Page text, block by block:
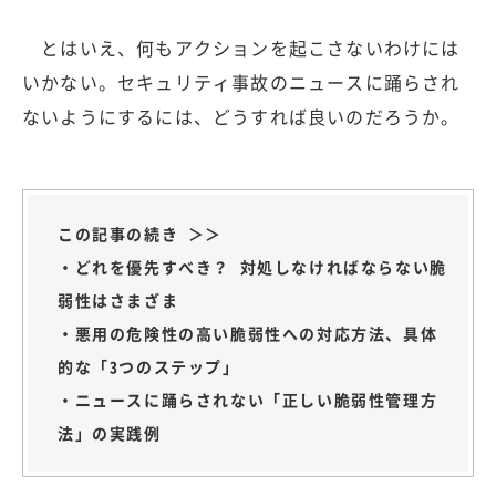
とはいえ、何もアクションを起こさないわけには
いかない。セキュリティ事故のニュースに踊らされ
ないようにするには、どうすれば良いのだろうか。
この記事の続き ＞＞
・どれを優先すべき？ 対処しなければならない脆
弱性はさまざま
・悪用の危険性の高い脆弱性への対応方法、具体
的な「3つのステップ」
・ニュースに踊らされない「正しい脆弱性管理方
法」の実践例